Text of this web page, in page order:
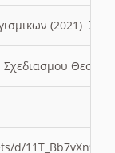
(2021)
Σχεδιασμου
d/